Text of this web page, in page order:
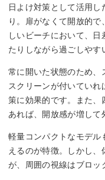
日よけ対策として活用
り。扉がなくて開放的
しいビーチにおいて、
たりしながら過ごしやす
常に開いた状態のため、
スクリーンが付いてい
策に効果的です。また、
あれば、開放感が増して
軽量コンパクトなモデル
えるのが特徴。しかし
が、周囲の視線はブロッ